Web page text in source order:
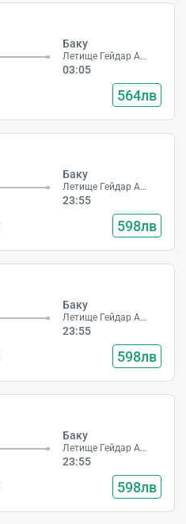
Баку
Летище Гейдар Алиев
03:05
564лв
Баку
Летище Гейдар Алиев
23:55
598лв
Баку
Летище Гейдар Алиев
23:55
598лв
Баку
Летище Гейдар Алиев
23:55
598лв
Моля